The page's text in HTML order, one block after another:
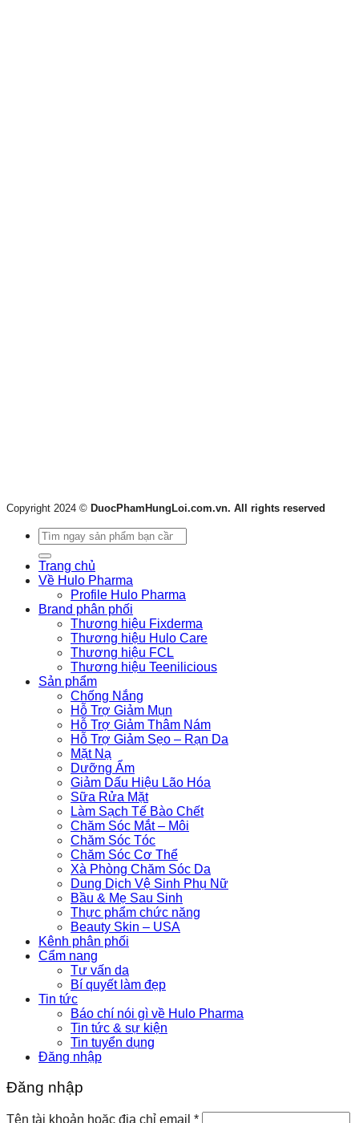
Copyright 2024 © DuocPhamHungLoi.com.vn. All rights reserved
Tìm
kiếm:
Trang chủ
Về Hulo Pharma
Profile Hulo Pharma
Brand phân phối
Thương hiệu Fixderma
Thương hiệu Hulo Care
Thương hiệu FCL
Thương hiệu Teenilicious
Sản phẩm
Chống Nắng
Hỗ Trợ Giảm Mụn
Hỗ Trợ Giảm Thâm Nám
Hỗ Trợ Giảm Sẹo – Rạn Da
Mặt Nạ
Dưỡng Ẩm
Giảm Dấu Hiệu Lão Hóa
Sữa Rửa Mặt
Làm Sạch Tế Bào Chết
Chăm Sóc Mắt – Môi
Chăm Sóc Tóc
Chăm Sóc Cơ Thể
Xà Phòng Chăm Sóc Da
Dung Dịch Vệ Sinh Phụ Nữ
Bầu & Mẹ Sau Sinh
Thực phẩm chức năng
Beauty Skin – USA
Kênh phân phối
Cẩm nang
Tư vấn da
Bí quyết làm đẹp
Tin tức
Báo chí nói gì về Hulo Pharma
Tin tức & sự kiện
Tin tuyển dụng
Đăng nhập
Đăng nhập
Tên tài khoản hoặc địa chỉ email *